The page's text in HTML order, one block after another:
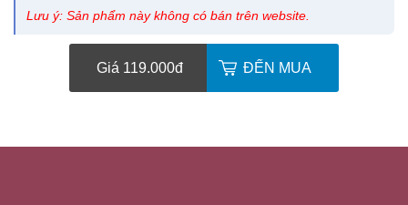
Lưu ý: Sản phẩm này không có bán trên website.
Giá 119.000đ ĐẾN MUA